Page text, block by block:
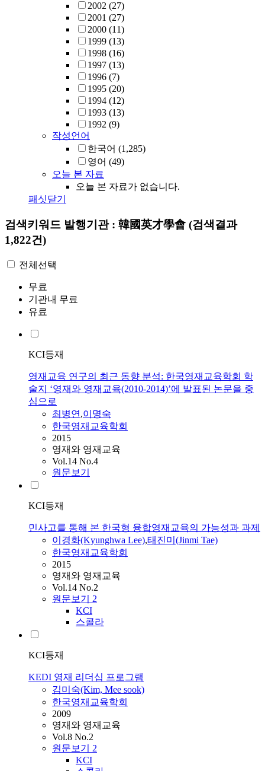
2002 (27)
2001 (27)
2000 (11)
1999 (13)
1998 (16)
1997 (13)
1996 (7)
1995 (20)
1994 (12)
1993 (13)
1992 (9)
작성언어
한국어 (1,285)
영어 (49)
오늘 본 자료
오늘 본 자료가 없습니다.
패싯닫기
검색키워드 발행기관 : 韓國英才學會 (검색결과
1,822건)
전체선택
무료
기관내 무료
유료
KCI등재
영재교육 연구의 최근 동향 분석: 한국영재교육학회 학
술지 ‘영재와 영재교육(2010-2014)’에 발표된 논문을 중
심으로
최병연,이명숙
한국영재교육학회
2015
영재와 영재교육
Vol.14 No.4
원문보기
KCI등재
민사고를 통해 본 한국형 융합영재교육의 가능성과 과제
이경화(Kyunghwa Lee),태진미(Jinmi Tae)
한국영재교육학회
2015
영재와 영재교육
Vol.14 No.2
원문보기 2
KCI
스콜라
KCI등재
KEDI 영재 리더십 프로그램
김미숙(Kim, Mee sook)
한국영재교육학회
2009
영재와 영재교육
Vol.8 No.2
원문보기 2
KCI